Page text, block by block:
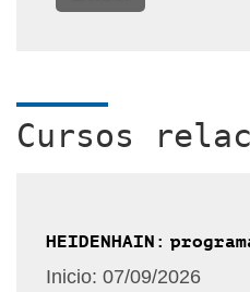
Cursos
HEIDENHAIN:
Inicio: 07/09/2026